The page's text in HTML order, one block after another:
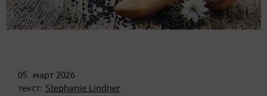
05. март 2026
текст: Stephanie Lindner